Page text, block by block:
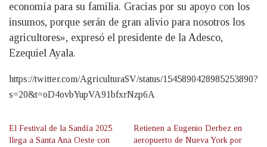
economía para su familia. Gracias por su apoyo con los
insumos, porque serán de gran alivio para nosotros los
agricultores», expresó el presidente de la Adesco,
Ezequiel Ayala.
https://twitter.com/AgriculturaSV/status/1545890428985253890?
s=20&t=oD4ovbYupVA91bfxrNzp6A
El Festival de la Sandía 2025
llega a Santa Ana Oeste con
Retienen a Eugenio Derbez en
aeropuerto de Nueva York por